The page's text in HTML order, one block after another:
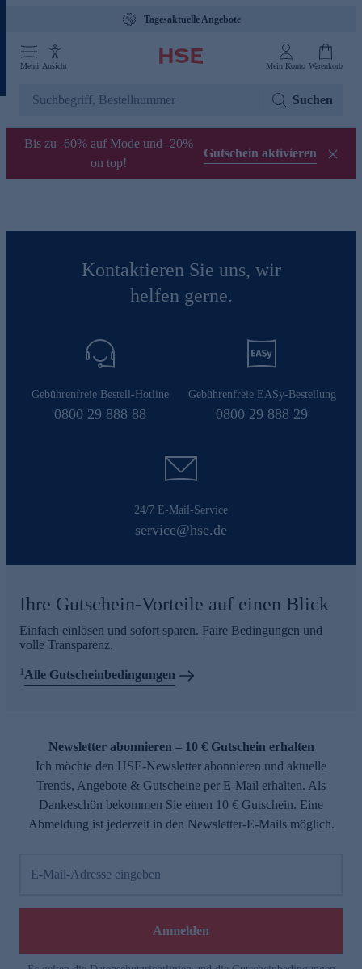
Tagesaktuelle Angebote
Menü Ansicht Mein Konto Warenkorb
Suchen
Bis zu -60% auf Mode und -20%
on top!
Gutschein aktivieren
Kontaktieren Sie uns, wir
helfen gerne.
Gebührenfreie Bestell-Hotline
0800 29 888 88
Gebührenfreie EASy-Bestellung
0800 29 888 29
24/7 E-Mail-Service
service@hse.de
Ihre Gutschein-Vorteile auf einen Blick
Einfach einlösen und sofort sparen. Faire Bedingungen und
volle Transparenz.
1Alle Gutscheinbedingungen
Newsletter abonnieren – 10 € Gutschein erhalten
Ich möchte den HSE-Newsletter abonnieren und aktuelle
Trends, Angebote & Gutscheine per E-Mail erhalten. Als
Dankeschön bekommen Sie einen 10 € Gutschein. Eine
Abmeldung ist jederzeit in den Newsletter-E-Mails möglich.
E-Mail-Adresse eingeben
Anmelden